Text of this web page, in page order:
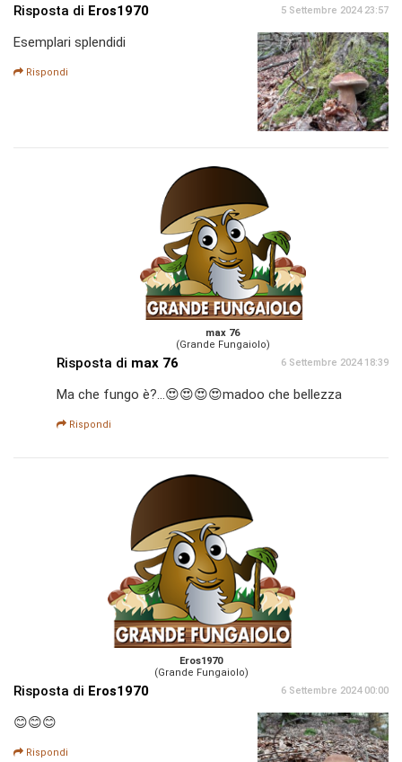
Risposta di Eros1970 5 Settembre 2024 23:57
Esemplari splendidi
Rispondi
max 76
(Grande Fungaiolo)
Risposta di max 76 6 Settembre 2024 18:39
Ma che fungo è?...😍😍😍😍madoo che bellezza
Rispondi
Eros1970
(Grande Fungaiolo)
Risposta di Eros1970 6 Settembre 2024 00:00
😊😊😊
Rispondi